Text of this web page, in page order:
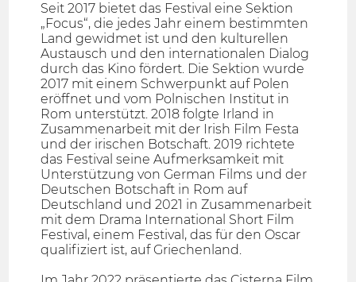
Seit 2017 bietet das Festival eine Sektion
„Focus“, die jedes Jahr einem bestimmten
Land gewidmet ist und den kulturellen
Austausch und den internationalen Dialog
durch das Kino fördert. Die Sektion wurde
2017 mit einem Schwerpunkt auf Polen
eröffnet und vom Polnischen Institut in
Rom unterstützt. 2018 folgte Irland in
Zusammenarbeit mit der Irish Film Festa
und der irischen Botschaft. 2019 richtete
das Festival seine Aufmerksamkeit mit
Unterstützung von German Films und der
Deutschen Botschaft in Rom auf
Deutschland und 2021 in Zusammenarbeit
mit dem Drama International Short Film
Festival, einem Festival, das für den Oscar
qualifiziert ist, auf Griechenland.